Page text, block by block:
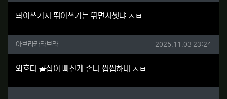
띄어쓰기지 뛰어쓰기는 뛰면서썻냐 ㅅㅂ
아브라카타브라님의 댓글
아브라카타브라 작성일
2025.11.03 23:24
와흐다 골잡이 빠진게 존나 찝찝하네 ㅅㅂ